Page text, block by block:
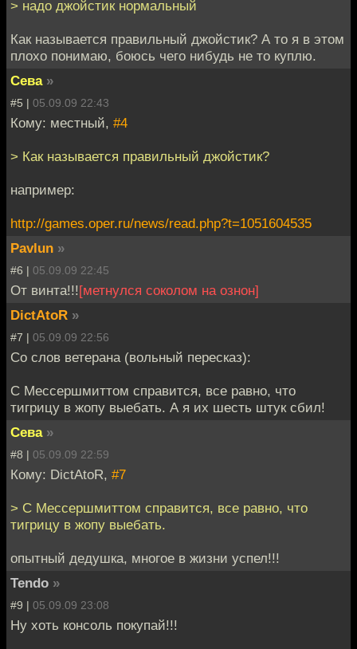
> надо джойстик нормальный
Как называется правильный джойстик? А то я в этом
плохо понимаю, боюсь чего нибудь не то куплю.
Сева »
#5 | 05.09.09 22:43
Кому: местный, #4
> Как называется правильный джойстик?
например:
http://games.oper.ru/news/read.php?t=1051604535
Pavlun »
#6 | 05.09.09 22:45
От винта!!![метнулся соколом на ознон]
DictAtoR »
#7 | 05.09.09 22:56
Со слов ветерана (вольный пересказ):
С Мессершмиттом справится, все равно, что
тигрицу в жопу выебать. А я их шесть штук сбил!
Сева »
#8 | 05.09.09 22:59
Кому: DictAtoR, #7
> С Мессершмиттом справится, все равно, что
тигрицу в жопу выебать.
опытный дедушка, многое в жизни успел!!!
Tendo »
#9 | 05.09.09 23:08
Ну хоть консоль покупай!!!